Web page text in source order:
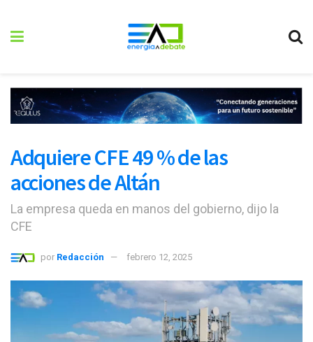
Adquiere CFE 49 % de las
acciones de Altán
La empresa queda en manos del gobierno, dijo la
CFE
por Redacción febrero 12, 2025